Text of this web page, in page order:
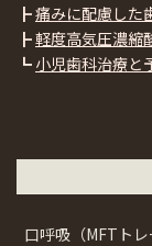
┣痛みに配慮した
┣軽度高気圧濃縮
┗ 小児歯科治療と
口呼吸（MFTトレ